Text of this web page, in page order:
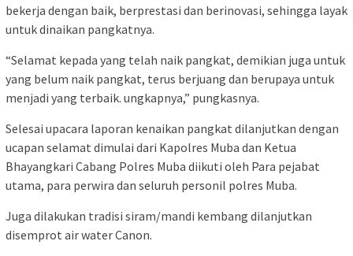
bekerja dengan baik, berprestasi dan berinovasi, sehingga layak
untuk dinaikan pangkatnya.
“Selamat kepada yang telah naik pangkat, demikian juga untuk
yang belum naik pangkat, terus berjuang dan berupaya untuk
menjadi yang terbaik. ungkapnya,” pungkasnya.
Selesai upacara laporan kenaikan pangkat dilanjutkan dengan
ucapan selamat dimulai dari Kapolres Muba dan Ketua
Bhayangkari Cabang Polres Muba diikuti oleh Para pejabat
utama, para perwira dan seluruh personil polres Muba.
Juga dilakukan tradisi siram/mandi kembang dilanjutkan
disemprot air water Canon.